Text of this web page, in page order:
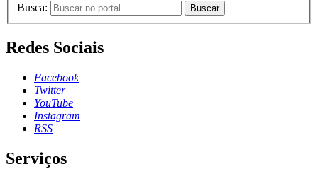
Busca: Buscar
Redes Sociais
Facebook
Twitter
YouTube
Instagram
RSS
Serviços